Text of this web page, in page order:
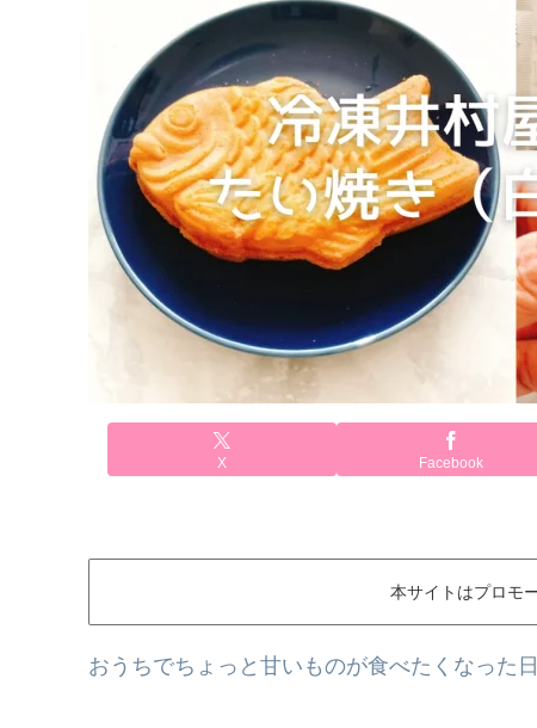
X Facebook
本サイトはプロモ
おうちでちょっと甘いものが食べたくなった日